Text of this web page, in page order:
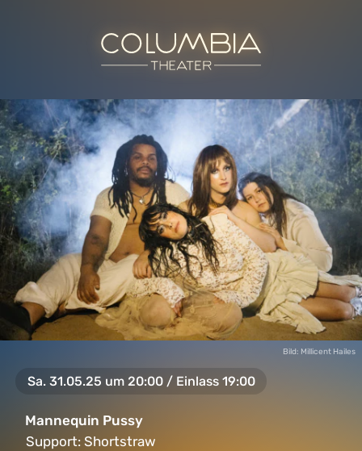
Sa. 31.05.25 um 20:00 / Einlass 19:00
Mannequin Pussy
Support: Shortstraw
Bild: Millicent Hailes